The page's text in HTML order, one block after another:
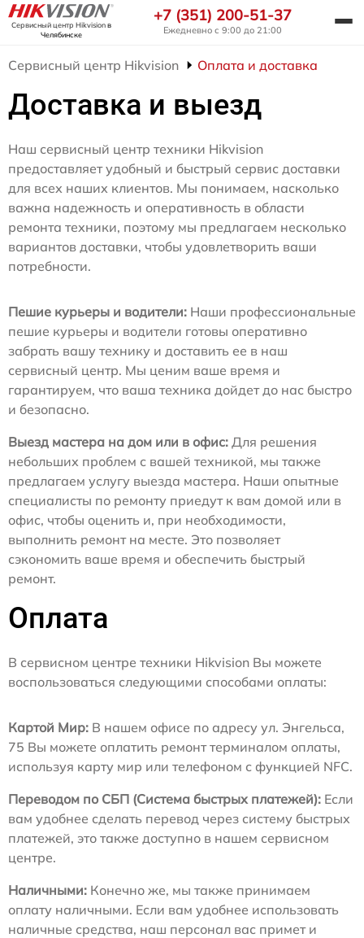
Сервисный центр Hikvisionв
Челябинске
+7 (351) 200-51-37
Ежедневно с 9:00 до 21:00
Сервисный центр Hikvision Оплата и доставка
Доставка и выезд
Наш сервисный центр техники Hikvision
предоставляет удобный и быстрый сервис доставки
для всех наших клиентов. Мы понимаем, насколько
важна надежность и оперативность в области
ремонта техники, поэтому мы предлагаем несколько
вариантов доставки, чтобы удовлетворить ваши
потребности.
Пешие курьеры и водители: Наши профессиональные
пешие курьеры и водители готовы оперативно
забрать вашу технику и доставить ее в наш
сервисный центр. Мы ценим ваше время и
гарантируем, что ваша техника дойдет до нас быстро
и безопасно.
Выезд мастера на дом или в офис: Для решения
небольших проблем с вашей техникой, мы также
предлагаем услугу выезда мастера. Наши опытные
специалисты по ремонту приедут к вам домой или в
офис, чтобы оценить и, при необходимости,
выполнить ремонт на месте. Это позволяет
сэкономить ваше время и обеспечить быстрый
ремонт.
Оплата
В сервисном центре техники Hikvision Вы можете
воспользоваться следующими способами оплаты:
Картой Мир: В нашем офисе по адресу ул. Энгельса,
75 Вы можете оплатить ремонт терминалом оплаты,
используя карту мир или телефоном с функцией NFC.
Переводом по СБП (Система быстрых платежей): Если
вам удобнее сделать перевод через систему быстрых
платежей, это также доступно в нашем сервисном
центре.
Наличными: Конечно же, мы также принимаем
оплату наличными. Если вам удобнее использовать
наличные средства, наш персонал вас примет и